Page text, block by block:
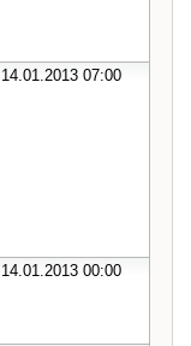
14.01.2013 07:00
14.01.2013 00:00